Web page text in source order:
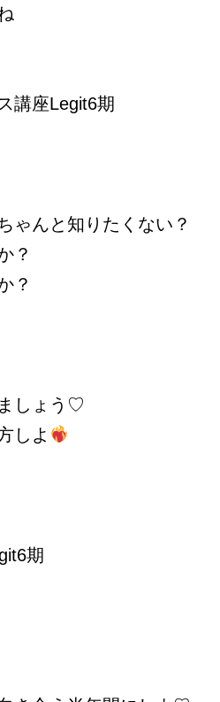
講座Legit6期
ゃんと知りたくない？
？
？
しょう♡
しよ
期